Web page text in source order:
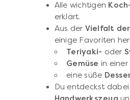
Alle wichtigen
erklärt.
Aus der Vielfalt
einige Favoriten
Teriyaki- oder
Gemüse in einer
eine süße
Du entdeckst